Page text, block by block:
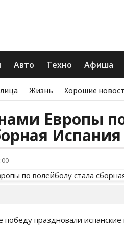
Авто Техно Афиша
Жизнь Хорошие
Европы
Испания
праздновали